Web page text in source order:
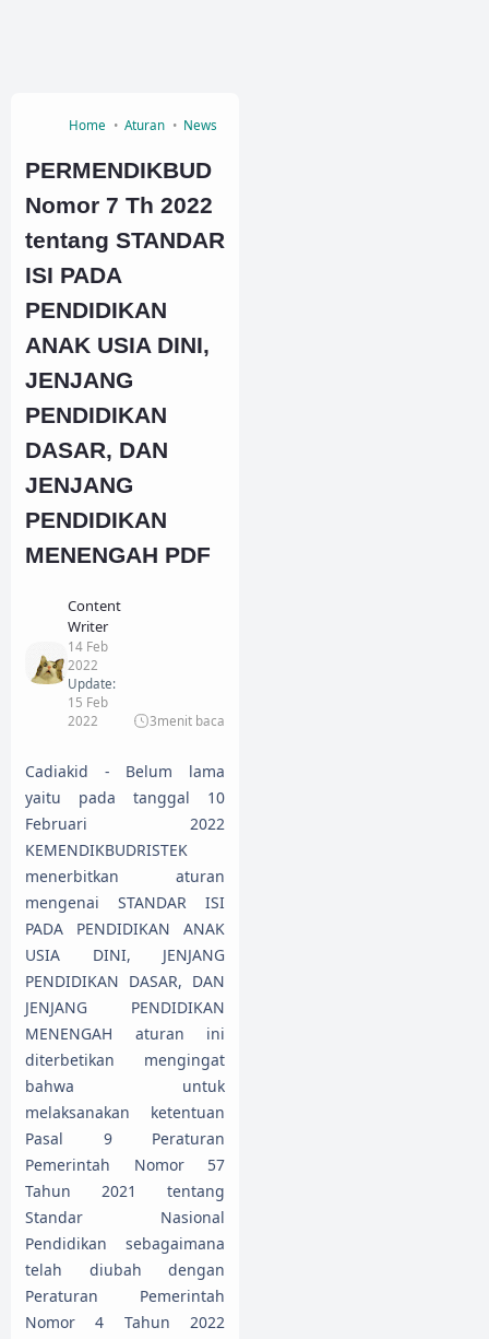
Home Aturan News
PERMENDIKBUD
Nomor 7 Th 2022
tentang STANDAR
ISI PADA
PENDIDIKAN
ANAK USIA DINI,
JENJANG
PENDIDIKAN
DASAR, DAN
JENJANG
PENDIDIKAN
MENENGAH PDF
Content
Writer
14 Feb
2022
Update:
15 Feb
2022
3menit baca
Cadiakid - Belum lama
yaitu pada tanggal 10
Februari 2022
KEMENDIKBUDRISTEK
menerbitkan aturan
mengenai STANDAR ISI
PADA PENDIDIKAN ANAK
USIA DINI, JENJANG
PENDIDIKAN DASAR, DAN
JENJANG PENDIDIKAN
MENENGAH aturan ini
diterbetikan mengingat
bahwa untuk
melaksanakan ketentuan
Pasal 9 Peraturan
Pemerintah Nomor 57
Tahun 2021 tentang
Standar Nasional
Pendidikan sebagaimana
telah diubah dengan
Peraturan Pemerintah
Nomor 4 Tahun 2022